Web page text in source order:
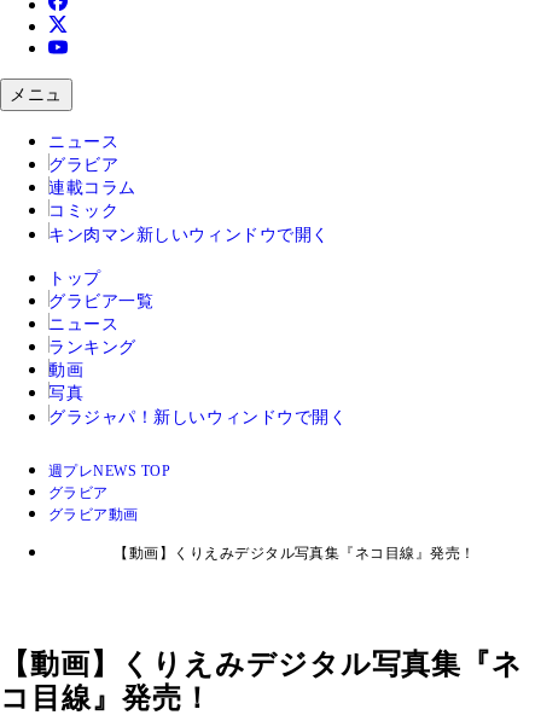
メニュ
ニュース
グラビア
連載コラム
コミック
キン肉マン 新しいウィンドウで開く
トップ
グラビア一覧
ニュース
ランキング
動画
写真
グラジャパ！ 新しいウィンドウで開く
週プレNEWS TOP
グラビア
グラビア動画
【動画】くりえみデジタル写真集『ネコ目線』発売！
【動画】くりえみデジタル写真集『ネ
コ目線』発売！